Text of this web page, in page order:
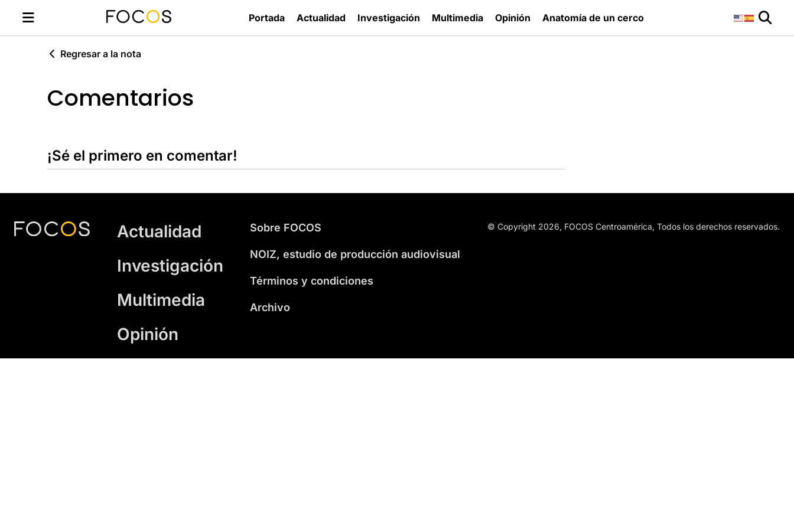
Portada Actualidad Investigación Multimedia Opinión Anatomía de un cerco
Regresar a la nota
Comentarios
¡Sé el primero en comentar!
Actualidad
Investigación
Multimedia
Opinión
Sobre FOCOS
NOIZ, estudio de producción audiovisual
Términos y condiciones
Archivo
© Copyright 2026, FOCOS Centroamérica, Todos los derechos reservados.